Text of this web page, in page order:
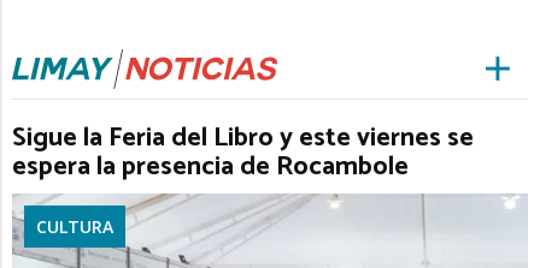
Sigue la Feria del Libro y este viernes se
espera la presencia de Rocambole
CULTURA